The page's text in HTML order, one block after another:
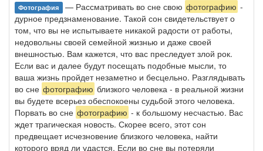
Фотография — Рассматривать во сне свою фотографию -
дурное предзнаменование. Такой сон свидетельствует о
том, что вы не испытываете никакой радости от работы,
недовольны своей семейной жизнью и даже своей
внешностью. Вам кажется, что вас преследует злой рок.
Если вас и далее будут посещать подобные мысли, то
ваша жизнь пройдет незаметно и бесцельно. Разглядывать
во сне фотографию близкого человека - в реальной жизни
вы будете всерьез обеспокоены судьбой этого человека.
Порвать во сне фотографию - к большому несчастью. Вас
ждет трагическая новость. Скорее всего, этот сон
предвещает исчезновение близкого человека, найти
которого вряд ли удастся. Если во сне вы потеряли